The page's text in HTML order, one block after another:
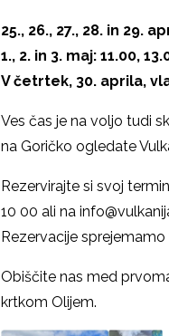
25., 26., 27., 28. in 29.
1., 2. in 3. maj: 11.00,
V četrtek, 30. aprila,
Ves čas je na voljo tudi
na Goričko ogledate
Rezervirajte si svoj
10 00 ali na
Rezervacije
Obiščite nas med
krtkom Olijem.